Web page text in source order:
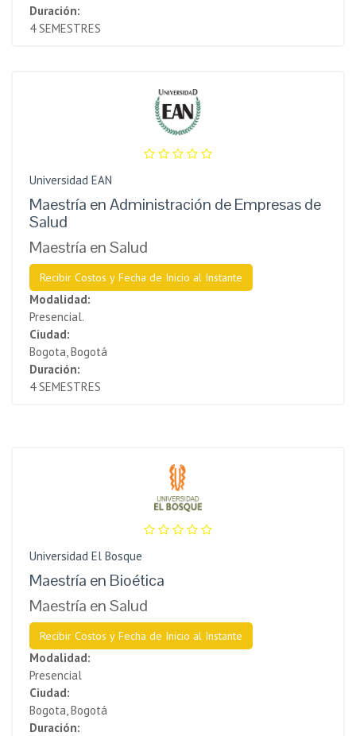
Duración:
4 SEMESTRES
Universidad EAN
Maestría en Administración de Empresas de
Salud
Maestría en Salud
Recibir Costos y Fecha de Inicio al Instante
Modalidad:
Presencial.
Ciudad:
Bogota, Bogotá
Duración:
4 SEMESTRES
Universidad El Bosque
Maestría en Bioética
Maestría en Salud
Recibir Costos y Fecha de Inicio al Instante
Modalidad:
Presencial
Ciudad:
Bogota, Bogotá
Duración: